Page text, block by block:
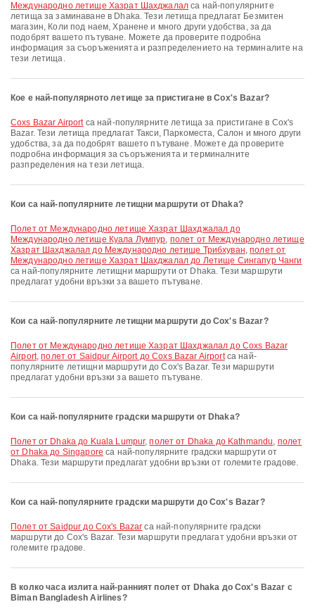
Международно летище Хазрат Шахджалал са най-популярните
летища за заминаване в Dhaka. Тези летища предлагат Безмитен
магазин, Коли под наем, Хранене и много други удобства, за да
подобрят вашето пътуване. Можете да проверите подробна
информация за съоръженията и разпределението на терминалите на
тези летища.
Кое е най-популярното летище за пристигане в Cox's Bazar?
Coxs Bazar Airportса най-популярните летища за пристигане в Cox's
Bazar. Тези летища предлагат Такси, Паркоместа, Салон и много други
удобства, за да подобрят вашето пътуване. Можете да проверите
подробна информация за съоръженията и терминалните
разпределения на тези летища.
Кои са най-популярните летищни маршрути от Dhaka?
полет от Международно летище Хазрат Шахджалал до
Международно летище Куала Лумпур, полет от Международно летище
Хазрат Шахджалал до Международно летище Трибхуван,полет от
Международно летище Хазрат Шахджалал до Летище Сингапур Чанги
са най-популярните летищни маршрути от Dhaka. Тези маршрути
предлагат удобни връзки за вашето пътуване.
Кои са най-популярните летищни маршрути до Cox's Bazar?
полет от Международно летище Хазрат Шахджалал до Coxs Bazar
Airport,полет от Saidpur Airport до Coxs Bazar Airportса най-
популярните летищни маршрути до Cox's Bazar. Тези маршрути
предлагат удобни връзки за вашето пътуване.
Кои са най-популярните градски маршрути от Dhaka?
полет от Dhaka до Kuala Lumpur,полет от Dhaka до Kathmandu, полет
от Dhaka до Singapore са най-популярните градски маршрути от
Dhaka. Тези маршрути предлагат удобни връзки от големите градове.
Кои са най-популярните градски маршрути до Cox's Bazar?
полет от Saidpur до Cox's Bazar са най-популярните градски
маршрути до Cox's Bazar. Тези маршрути предлагат удобни връзки от
големите градове.
В колко часа излита най-ранният полет от Dhaka до Cox's Bazar с
Biman Bangladesh Airlines?